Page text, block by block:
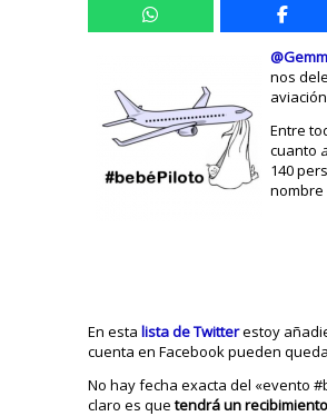
nos
Entre
cuanto
140
nombre
En estalista de Twitterestoy
cuenta en Facebook pueden
No hay fecha exacta del «evento
claro es quetendrá un